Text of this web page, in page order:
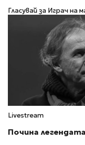
Гласувай за Играч
Livestream
Почина